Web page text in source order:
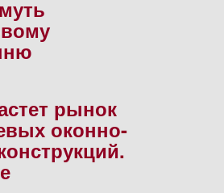
рынок
оконно-